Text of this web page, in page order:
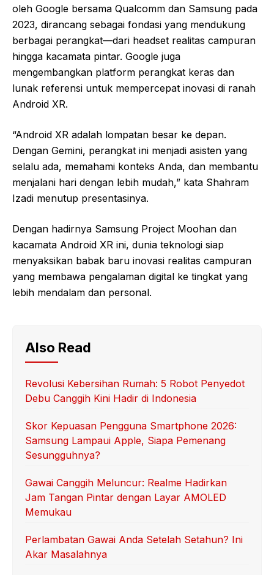
oleh Google bersama Qualcomm dan Samsung pada
2023, dirancang sebagai fondasi yang mendukung
berbagai perangkat—dari headset realitas campuran
hingga kacamata pintar. Google juga
mengembangkan platform perangkat keras dan
lunak referensi untuk mempercepat inovasi di ranah
Android XR.
“Android XR adalah lompatan besar ke depan.
Dengan Gemini, perangkat ini menjadi asisten yang
selalu ada, memahami konteks Anda, dan membantu
menjalani hari dengan lebih mudah,” kata Shahram
Izadi menutup presentasinya.
Dengan hadirnya Samsung Project Moohan dan
kacamata Android XR ini, dunia teknologi siap
menyaksikan babak baru inovasi realitas campuran
yang membawa pengalaman digital ke tingkat yang
lebih mendalam dan personal.
Also Read
Revolusi Kebersihan Rumah: 5 Robot Penyedot
Debu Canggih Kini Hadir di Indonesia
Skor Kepuasan Pengguna Smartphone 2026:
Samsung Lampaui Apple, Siapa Pemenang
Sesungguhnya?
Gawai Canggih Meluncur: Realme Hadirkan
Jam Tangan Pintar dengan Layar AMOLED
Memukau
Perlambatan Gawai Anda Setelah Setahun? Ini
Akar Masalahnya